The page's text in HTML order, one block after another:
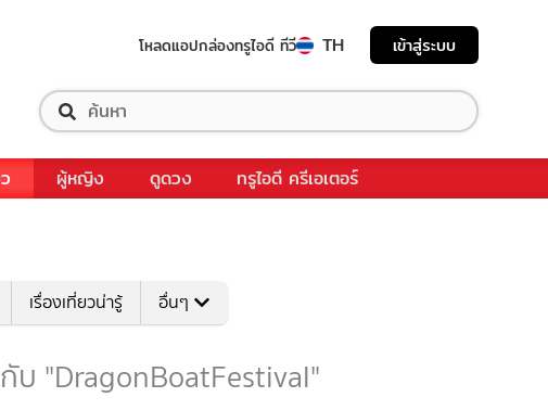
โหลดแอปกล่องทรูไอดี ทีวี TH เข้าสู่ระบบ
ผู้หญิง ดูดวง ทรูไอดี ครีเอเตอร์
เรื่องเที่ยวน่ารู้ อื่นๆ
"DragonBoatFestival"